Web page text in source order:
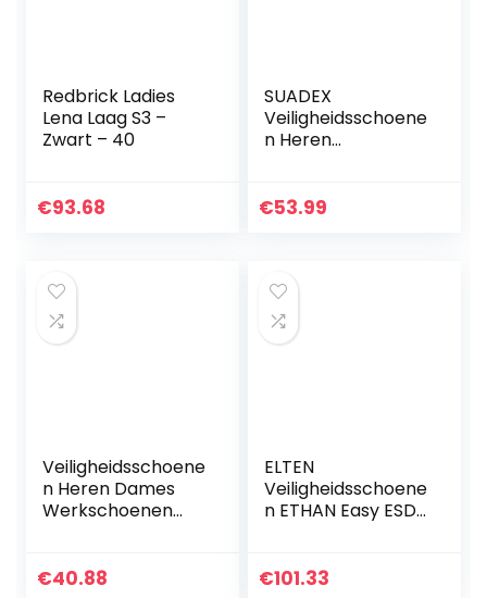
Redbrick Ladies
Lena Laag S3 –
Zwart – 40
€93.68
SUADEX
Veiligheidsschoene
n Heren
Safety Shoes
€53.99
Veiligheidsschoene
n Heren Dames
Werkschoenen
Sneaker
€40.88
ELTEN
Veiligheidsschoene
n ETHAN Easy ESD
kunststof kap,
€101.33